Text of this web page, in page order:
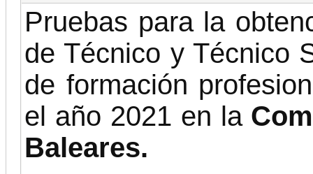
Pruebas para la
de Técnico y Técnico
de formación
el año 2021 en la
Baleares.